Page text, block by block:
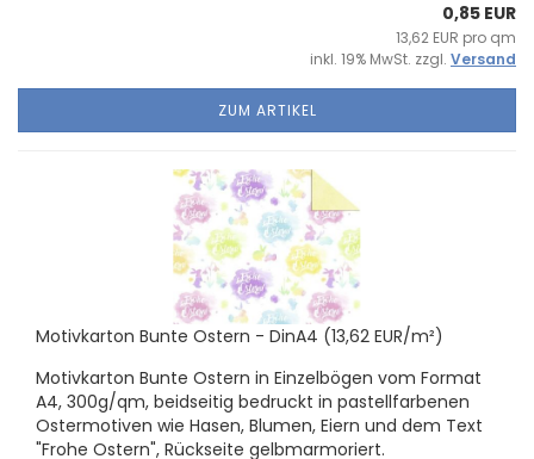
0,85 EUR
13,62 EUR pro qm
inkl. 19% MwSt. zzgl. Versand
ZUM ARTIKEL
Mo­tiv­kar­ton Bunte Os­tern - DinA4 (13,62 EUR/m²)
Mo­tiv­kar­ton Bunte Os­tern in Ein­zel­bö­gen vom For­mat
A4, 300g/qm, beid­sei­tig be­druckt in pas­tell­far­be­nen
Os­ter­mo­ti­ven wie Hasen, Blu­men, Eiern und dem Text
"Frohe Os­tern", Rück­sei­te gelb­mar­mo­riert.